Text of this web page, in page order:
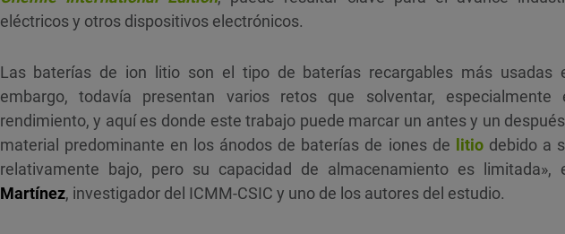
eléctricos y otros dispositivos electrónicos.
Las baterías de ion litio son el tipo de baterías recargables más usadas
embargo, todavía presentan varios retos que solventar,
rendimiento, y aquí es donde este trabajo puede marcar un antes y un
material predominante en los ánodos de baterías de iones de
litiodebido a
relativamente bajo, pero su capacidad de almacenamiento es limitada»,
Martínez, investigador del ICMM-CSIC y uno de los autores del estudio.